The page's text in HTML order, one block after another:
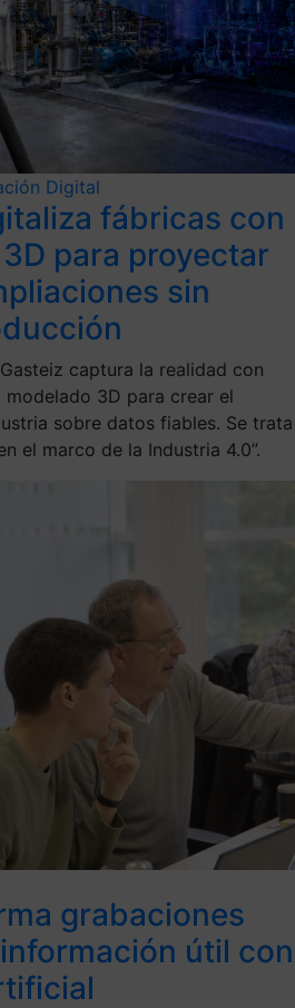
Digital
fábricas con
para proyectar
sin
captura la realidad con
3D para crear el
sobre datos fiables. Se trata
el marco de la Industria 4.0”.
grabaciones
útil con